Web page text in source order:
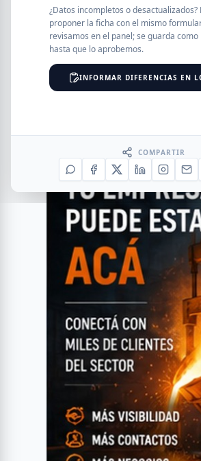
PROVINCIA
¿Datos incompletos o desactualizados?
proponer la ficha con el mismo
revisamos en el panel; se guarda como
hasta que lo aprobemos.
INFORMAR DIFERENCIAS EN
COMPARTIR